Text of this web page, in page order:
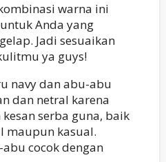
warna ini
Anda yang
Jadi sesuaikan
ya guys!
navy dan abu-abu
dan netral karena
serba guna, baik
maupun kasual.
cocok dengan